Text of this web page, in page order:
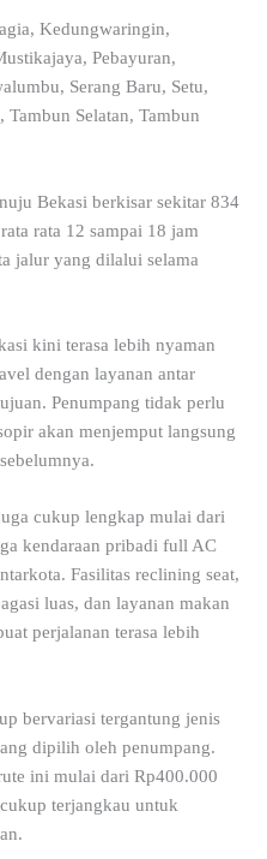
Kedungwaringin,
Pebayuran,
Serang Baru, Setu,
Tambun Selatan, Tambun
Bekasi berkisar sekitar 834
rata 12 sampai 18 jam
jalur yang dilalui selama
kini terasa lebih nyaman
dengan layanan antar
Penumpang tidak perlu
akan menjemput langsung
cukup lengkap mulai dari
kendaraan pribadi full AC
Fasilitas reclining seat,
luas, dan layanan makan
perjalanan terasa lebih
bervariasi tergantung jenis
dipilih oleh penumpang.
ini mulai dari Rp400.000
terjangkau untuk